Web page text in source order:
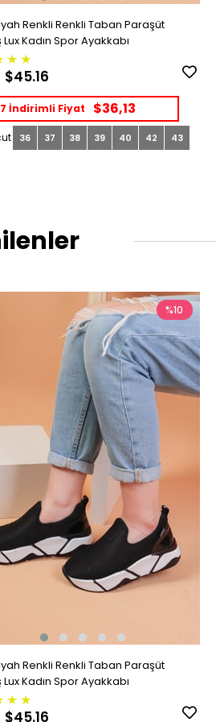
Renkli Renkli Taban Paraşüt
Kadın Spor Ayakkabı
★ ★
$45.16
İndirimli Fiyat $36,13
36 37 38 39 40 42 43
Renkli Renkli Taban Paraşüt
Kadın Spor Ayakkabı
★ ★
$45.16
%10